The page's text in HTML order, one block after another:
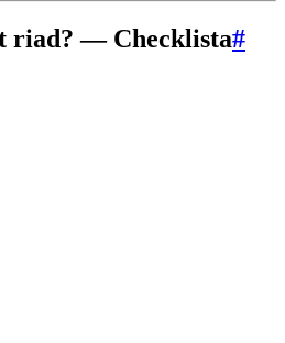
riad? — Checklista#